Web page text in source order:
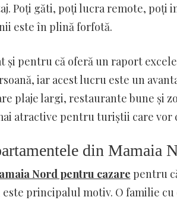
Poți găti, poți lucra remote, poți
este în plină forfotă.
și pentru că oferă un raport
iar acest lucru este un
plaje largi, restaurante bune și
atractive pentru turiștii care vor
din Mamaia
Nord pentru cazare pentru
principalul motiv. O familie